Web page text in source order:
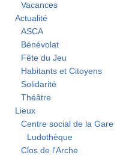
Vacances
Actualité
ASCA
Bénévolat
Fête du Jeu
Habitants et Citoyens
Solidarité
Théâtre
Lieux
Centre social de la Gare
Ludothèque
Clos de l'Arche